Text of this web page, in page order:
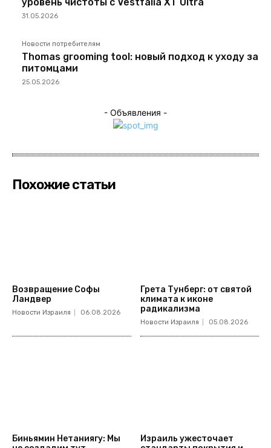
31.05.2026
Новости потребителям
Thomas grooming tool: новый подход к уходу за
питомцами
25.05.2026
- Объявления -
Похожие статьи
Возвращение Софы
Ландвер
Новости Израиля 06.08.2026
Грета Тунберг: от святой
климата к иконе
радикализма
Новости Израиля 05.08.2026
Биньямин Нетаниягу: Мы
Израиль ужесточает